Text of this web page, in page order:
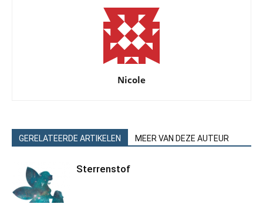
Nicole
GERELATEERDE ARTIKELEN MEER VAN DEZE AUTEUR
Sterrenstof